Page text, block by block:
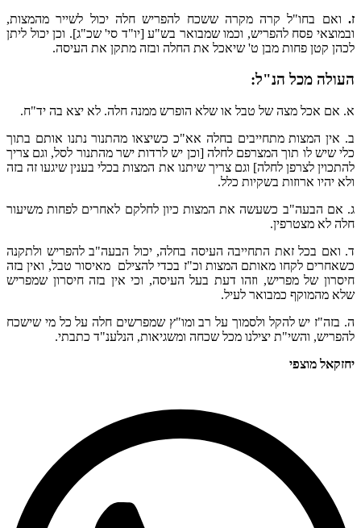
ז. ואם בחו"ל קרה מקרה ששכח להפריש חלה יכול לשייר מהמצות,
ובמוצאי פסח להפריש, וכמו שמבואר בש"ע [יו"ד סי' שכ"ג]. וכן יכול ליתן
לכהן קטן פחות מבן ט' שיאכל את החלה ובזה מתקן את העיסה.
העולה מכל הנ"ל:
א. אם אכל מצה של טבל או שלא הופרש ממנה חלה. לא יצא בה יד"ח.
ב. אין המצות מתחייבים בחלה אא"כ כשיצאו מהתנור נתנו אותם בתוך
כלי שיש לו תוך המצרפם לחלה [וכן יש לרדות ישר מהתנור לסל, וגם צריך
להתכוין לצרפן לחלה] וגם צריך שיתנו את המצות בכלי בענין שיגעו זה בזה
ולא יהיו ארוזות בשקיות כלל.
ג. אם הבעה"ב כשעשה את המצות כיון לחלקם לאחרים לפחות משיעור
חלה לא מצטרפין.
ד. ואם בכל זאת התחייבה העיסה בחלה, יכול הבעה"ב להפריש ולתקנה
כשאחרים לקחו מאותם המצות וכ"ז בכדי להצילם מאיסור טבל, ואין בזה
חיסרון של מפריש, וזהו דעת בעל העיסה, וכי אין בזה חיסרון שמפריש
שלא מהמוקף כמבואר לעיל.
ה. בזה"ז יש להקל ולסמוך על רב ומו"ץ שמפרשים חלה על כל מי שישכח
להפריש, והשי"ת יצילנו מכל שכחה ומשגיאות, הנלענ"ד כתבתי.
יחזקאל מוצפי